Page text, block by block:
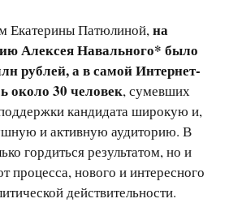
Екатерины Патюлиной,на
Алексея Навального* было
рублей, а в самой Интернет-
около 30 человек, сумевших
кандидата широкую и,
и активную аудиторию. В
гордиться результатом, но и
процесса, нового и интересного
действительности.